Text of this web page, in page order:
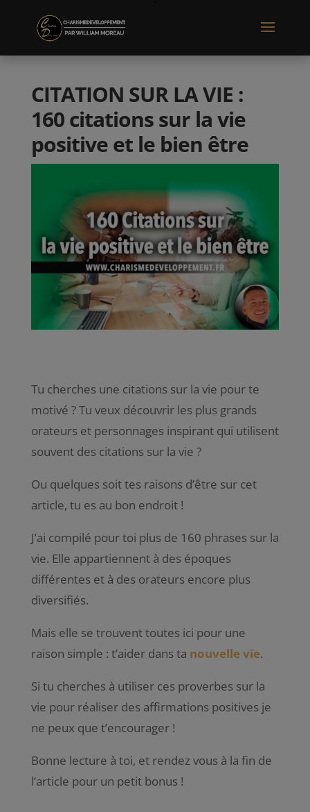
CITATION SUR LA VIE :
160 citations sur la vie
positive et le bien être
Tu cherches une citations sur la vie pour te
motivé ? Tu veux découvrir les plus grands
orateurs et personnages inspirant qui utilisent
souvent des citations sur la vie ?
Ou quelques soit tes raisons d’être sur cet
article, tu es au bon endroit !
J’ai compilé pour toi plus de 160 phrases sur la
vie. Elle appartiennent à des époques
différentes et à des orateurs encore plus
diversifiés.
Mais elle se trouvent toutes ici pour une
raison simple : t’aider dans ta nouvelle vie.
Si tu cherches à utiliser ces proverbes sur la
vie pour réaliser des affirmations positives je
ne peux que t’encourager !
Bonne lecture à toi, et rendez vous à la fin de
l’article pour un petit bonus !